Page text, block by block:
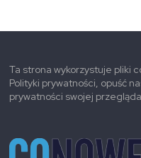
Ta strona wykorzystuje pliki
Polityki prywatności, opuść
prywatności swojej